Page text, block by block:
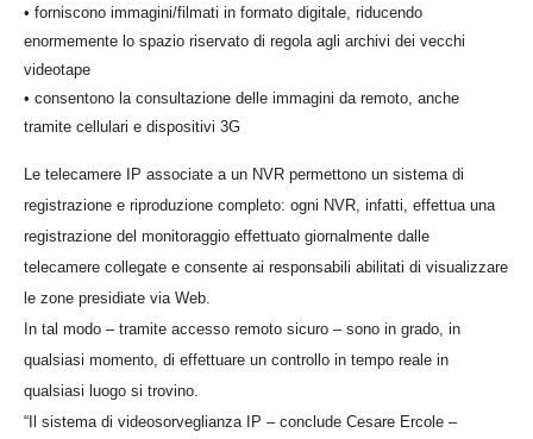
• forniscono immagini/filmati in formato digitale, riducendo
enormemente lo spazio riservato di regola agli archivi dei vecchi
videotape
• consentono la consultazione delle immagini da remoto, anche
tramite cellulari e dispositivi 3G
Le telecamere IP associate a un NVR permettono un sistema di
registrazione e riproduzione completo: ogni NVR, infatti, effettua una
registrazione del monitoraggio effettuato giornalmente dalle
telecamere collegate e consente ai responsabili abilitati di visualizzare
le zone presidiate via Web.
In tal modo – tramite accesso remoto sicuro – sono in grado, in
qualsiasi momento, di effettuare un controllo in tempo reale in
qualsiasi luogo si trovino.
“Il sistema di videosorveglianza IP – conclude Cesare Ercole –